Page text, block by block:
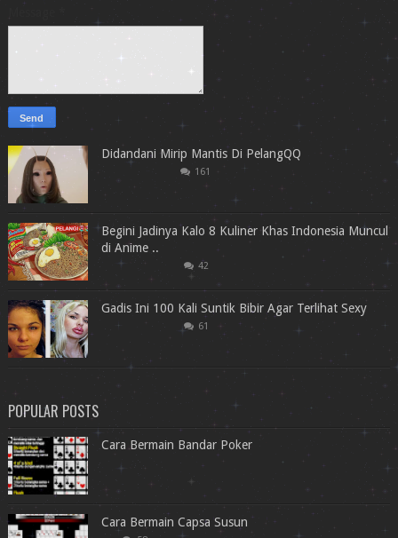
Didandani Mirip Mantis Di PelangQQ
161
Begini Jadinya Kalo 8 Kuliner Khas Indonesia Muncul
di Anime ..
42
Gadis Ini 100 Kali Suntik Bibir Agar Terlihat Sexy
61
POPULAR POSTS
Cara Bermain Bandar Poker
Cara Bermain Capsa Susun